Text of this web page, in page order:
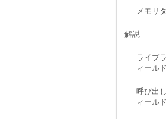
メモリ
解説
ライブ
ィールド
呼び出
ィールド